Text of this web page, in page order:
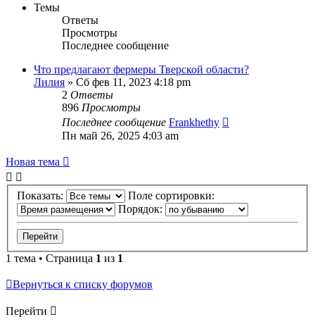
Темы
Ответы
Просмотры
Последнее сообщение
Что предлагают фермеры Тверской области?
Лилия » Сб фев 11, 2023 4:18 pm
2 Ответы
896 Просмотры
Последнее сообщение Frankhethy
Пн май 26, 2025 4:03 am
Новая тема
Показать:
Поле сортировки:
Порядок:
1 тема • Страница 1 из 1
Вернуться к списку форумов
Перейти